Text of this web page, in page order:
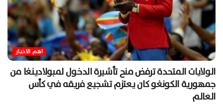
اهم الاخبار
الولايات المتحدة ترفض منح تأشيرة الدخول لمبولادينغا من
جمهورية الكونغو كان يعتزم تشجيع فريقه في كأس
العالم